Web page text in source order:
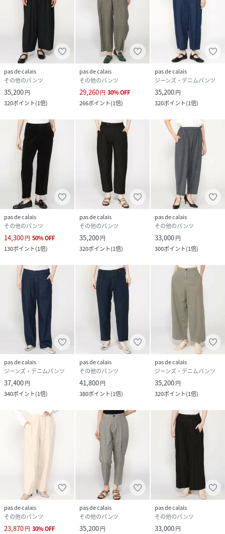
pas de calais
その他のパンツ
35,200円
320ポイント(1倍)
pas de calais
その他のパンツ
29,260円 30%OFF
266ポイント(1倍)
pas de calais
ジーンズ・デニムパンツ
35,200円
320ポイント(1倍)
pas de calais
その他のパンツ
14,300円 50%OFF
130ポイント(1倍)
pas de calais
その他のパンツ
35,200円
320ポイント(1倍)
pas de calais
その他のパンツ
33,000円
300ポイント(1倍)
pas de calais
ジーンズ・デニムパンツ
37,400円
340ポイント(1倍)
pas de calais
その他のパンツ
41,800円
380ポイント(1倍)
pas de calais
ジーンズ・デニムパンツ
35,200円
320ポイント(1倍)
pas de calais
その他のパンツ
23,870円 30%OFF
pas de calais
その他のパンツ
35,200円
pas de calais
その他のパンツ
33,000円